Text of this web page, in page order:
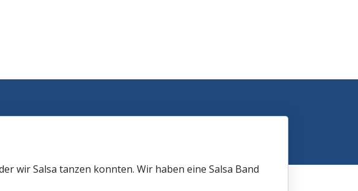
wir Salsa tanzen konnten. Wir haben eine Salsa Band